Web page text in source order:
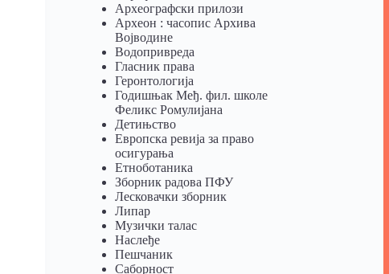
Археографски прилози
Археон : часопис Архива
Војводине
Водопривреда
Гласник права
Геронтологија
Годишњак Међ. фил. школе
Феликс Ромулијана
Детињство
Европска ревија за право
осигурања
Eтноботаника
Зборник радова ПФУ
Лесковачки зборник
Липар
Музички талас
Наслеђе
Пешчаник
Саборност